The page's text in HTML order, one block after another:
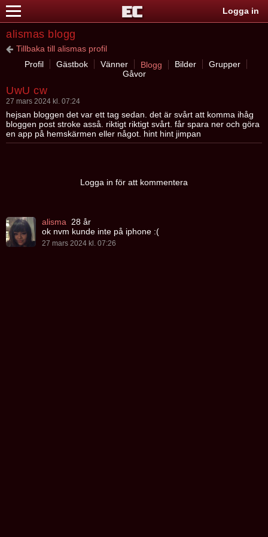
Logga in
alismas blogg
Tillbaka till alismas profil
Profil
Gästbok Vänner Blogg Bilder
Grupper
Gåvor
UwU cw
27 mars 2024 kl. 07:24
hejsan bloggen det var ett tag sedan. det är svårt att komma ihåg
bloggen post stroke asså. riktigt riktigt svårt. får spara ner och göra
en app på hemskärmen eller något. hint hint jimpan
Logga in för att kommentera
alisma
28 år
ok nvm kunde inte på iphone :(
27 mars 2024 kl. 07:26